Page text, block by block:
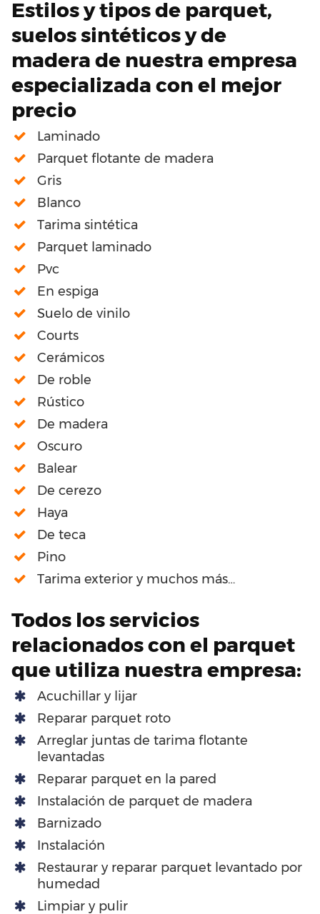
Estilos y tipos de parquet,
suelos sintéticos y de
madera de nuestra empresa
especializada con el mejor
precio
Laminado
Parquet flotante de madera
Gris
Blanco
Tarima sintética
Parquet laminado
Pvc
En espiga
Suelo de vinilo
Courts
Cerámicos
De roble
Rústico
De madera
Oscuro
Balear
De cerezo
Haya
De teca
Pino
Tarima exterior y muchos más…
Todos los servicios
relacionados con el parquet
que utiliza nuestra empresa:
Acuchillar y lijar
Reparar parquet roto
Arreglar juntas de tarima flotante
levantadas
Reparar parquet en la pared
Instalación de parquet de madera
Barnizado
Instalación
Restaurar y reparar parquet levantado por
humedad
Limpiar y pulir